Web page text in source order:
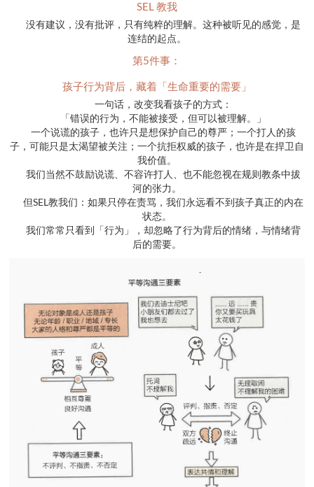
SEL 教我
没有建议，没有批评，只有纯粹的理解。这种被听见的感觉，是
连结的起点。
第5件事：
孩子行为背后，藏着「生命重要的需要」
一句话，改变我看孩子的方式：
「错误的行为，不能被接受，但可以被理解。」
一个说谎的孩子，也许只是想保护自己的尊严；一个打人的孩
子，可能只是太渴望被关注；一个抗拒权威的孩子，也许是在捍卫自
我价值。
我们当然不鼓励说谎、不容许打人、也不能忽视在规则教条中拔
河的张力。
但SEL教我们：如果只停在责骂，我们永远看不到孩子真正的内在
状态。
我们常常只看到「行为」，却忽略了行为背后的情绪，与情绪背
后的需要。